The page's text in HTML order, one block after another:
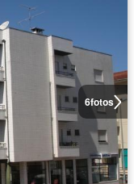
6fotos